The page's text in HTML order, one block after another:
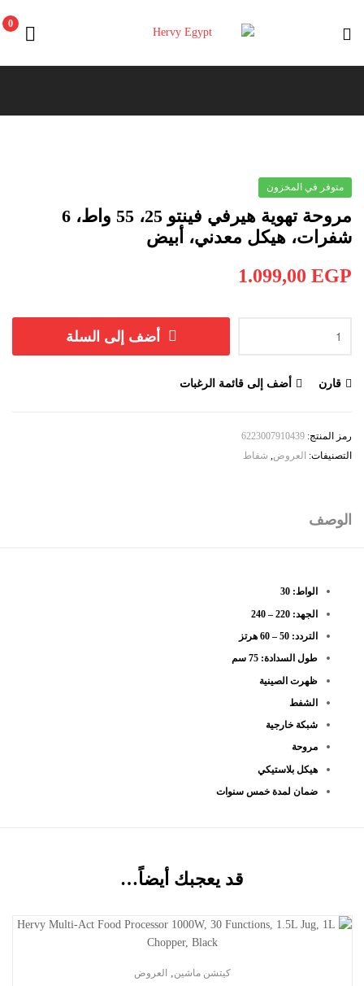
Hervy
0
متوفر في المخزون
مروحة تهوية هيرفي فينتو 25، 55 واط، 6
شفرات، هيكل معدني، أبيض
1.099,00 EGP
أضف إلى السلة
قارن أضف إلى قائمة الرغبات
رمز المنتج: 6223007910439
التصنيفات: العروض, شفاط
الوصف
الواط: 30
الجهد: 220 – 240
التردد: 50 – 60 هرتز
طول السدادة: 75 سم
ظهرت الصينية
الشفط
شبكة خارجية
مروحة
هيكل بلاستيكي
ضمان لمدة خمس سنوات
قد يعجبك أيضاً…
كيتشن ماشين العروض